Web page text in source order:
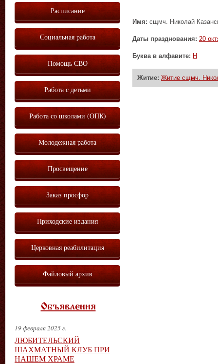
Имя: сщмч. Николай
Даты празднования: 20
Буква в алфавите: Н
Житие: Житие сщмч.
Расписание
Социальная работа
Помощь СВО
Работа с детьми
Работа со школами (ОПК)
Молодежная работа
Просвещение
Заказ просфор
Приходские издания
Церковная реабилитация
Файловый архив
Объявления
19 февраля 2025 г.
ЛЮБИТЕЛЬСКИЙ
ШАХМАТНЫЙ КЛУБ ПРИ
НАШЕМ ХРАМЕ